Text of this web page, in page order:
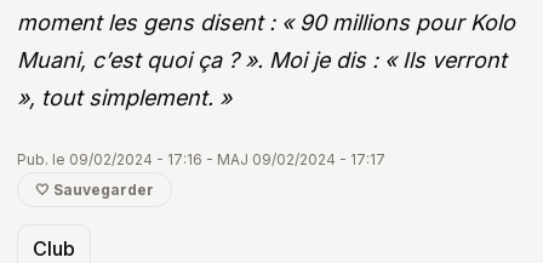
moment les gens disent : « 90 millions pour Kolo
Muani, c’est quoi ça ? ». Moi je dis : « Ils verront
», tout simplement. »
Pub. le 09/02/2024 - 17:16 - MAJ 09/02/2024 - 17:17
🤍 Sauvegarder
Club